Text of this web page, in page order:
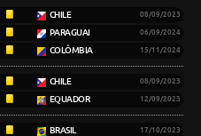
CHILE 08/09/2023
PARAGUAI 06/09/2024
COLÔMBIA 15/11/2024
CHILE 08/09/2023
EQUADOR 12/09/2023
BRASIL 17/10/2023